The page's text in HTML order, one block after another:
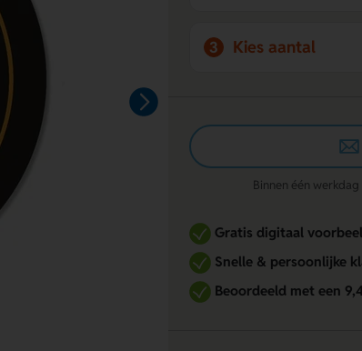
3 Kies aantal
Binnen één
Gratis digitaal
Snelle & persoonlijke
Beoordeeld met een